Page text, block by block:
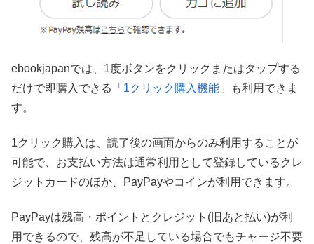
ebookjapanでは、1度ボタンをクリックまたはタップする
だけで即購入できる「 1クリック購入機能 」も利用できま
す。
1クリック購入は、読了後の画面からのみ利用することが
可能で、お支払い方法は通常利用として登録しているクレ
ジットカードのほか、PayPayやコインが利用できます。
PayPayは残高・ポイントとクレジット(旧あと払い)が利
用できるので、残高が不足している場合でもチャージ不要